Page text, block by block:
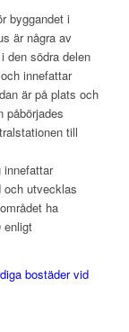
byggandet i
är några av
den södra delen
innefattar
är på plats och
påbörjades
till
innefattar
och utvecklas
ha
enligt
bostäder vid